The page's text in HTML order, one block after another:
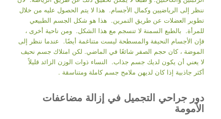
ننظر إلى الرياضيين وكمال الأجسام. هذا لا يتم الحصول عليه من خلال
تطوير العضلات عن طريق التمرين. هذا هو شكل الجسم الطبيعي
للمرأة. بالطبع السمنة لا تنسجم مع هذا الشكل. ومن ناحية أخرى ،
فإن الأجسام النحيفة والمسطحة ليست متناغمة أيضًا. عندما ننظر إلى
الموضة ، كان حجم الصفر شائعًا في الماضي. لكن امتلاك جسم نحيف
لا يعني أن يكون لديك جسم جذاب. النساء ذوات الوزن الزائد قليلاً
أكثر جاذبية إذا كان لديهن ملامح جسم كاملة ومتناسقة .
دور جراحي التجميل في إزالة مضاعفات
الأمومة